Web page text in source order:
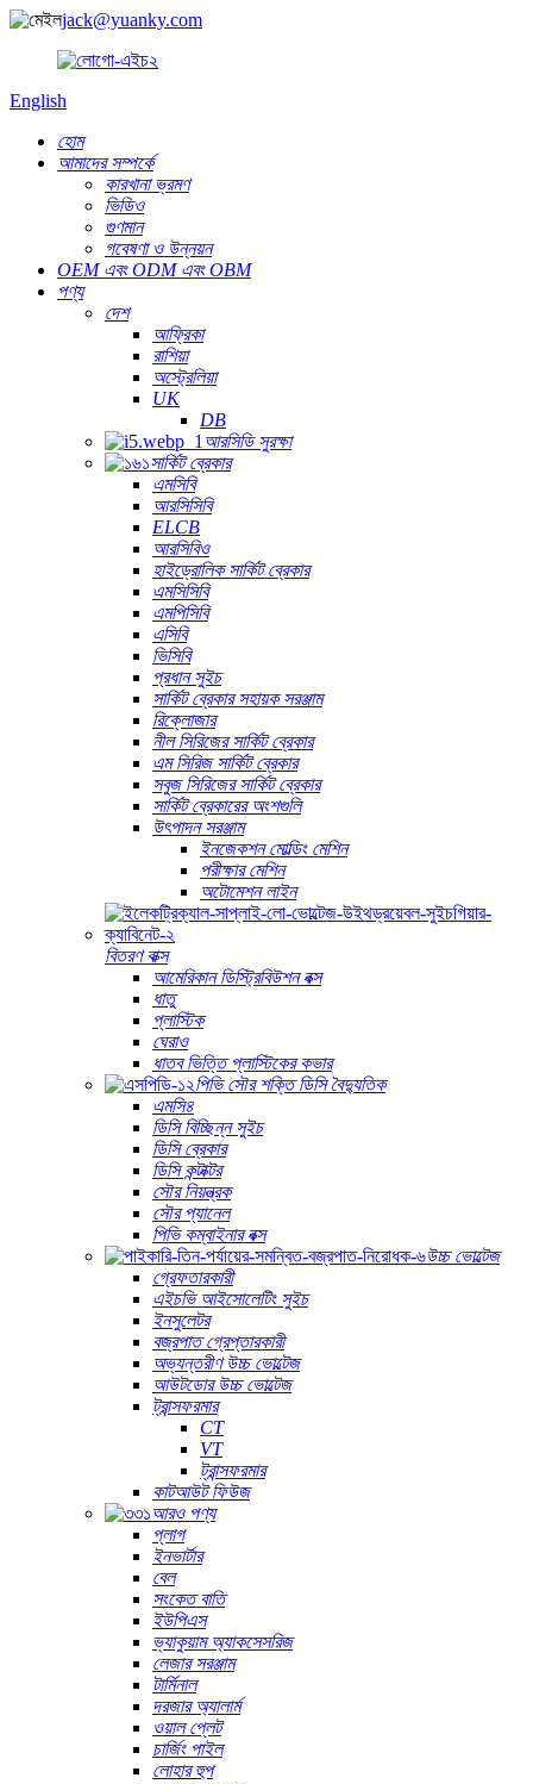
jack@yuanky.com
English
হোম
আমাদের সম্পর্কে
কারখানা ভ্রমণ
ভিডিও
গুণমান
গবেষণা ও উন্নয়ন
OEM এবং ODM এবং OBM
পণ্য
দেশ
আফ্রিকা
রাশিয়া
অস্ট্রেলিয়া
UK
DB
আরসিডি সুরক্ষা
সার্কিট ব্রেকার
এমসিবি
আরসিসিবি
ELCB
আরসিবিও
হাইড্রোলিক সার্কিট ব্রেকার
এমসিসিবি
এমপিসিবি
এসিবি
ভিসিবি
প্রধান সুইচ
সার্কিট ব্রেকার সহায়ক সরঞ্জাম
রিক্লোজার
নীল সিরিজের সার্কিট ব্রেকার
এম সিরিজ সার্কিট ব্রেকার
সবুজ সিরিজের সার্কিট ব্রেকার
সার্কিট ব্রেকারের অংশগুলি
উৎপাদন সরঞ্জাম
ইনজেকশন মোল্ডিং মেশিন
পরীক্ষার মেশিন
অটোমেশন লাইন
বিতরণ বাক্স
আমেরিকান ডিস্ট্রিবিউশন বক্স
ধাতু
প্লাস্টিক
ঘেরাও
ধাতব ভিত্তি প্লাস্টিকের কভার
পিভি সৌর শক্তি ডিসি বৈদ্যুতিক
এমসি৪
ডিসি বিচ্ছিন্ন সুইচ
ডিসি ব্রেকার
ডিসি কন্টাক্টর
সৌর নিয়ন্ত্রক
সৌর প্যানেল
পিভি কম্বাইনার বক্স
উচ্চ ভোল্টেজ
গ্রেফতারকারী
এইচভি আইসোলেটিং সুইচ
ইনসুলেটর
বজ্রপাত গ্রেপ্তারকারী
অভ্যন্তরীণ উচ্চ ভোল্টেজ
আউটডোর উচ্চ ভোল্টেজ
ট্রান্সফরমার
CT
VT
ট্রান্সফরমার
কাটআউট ফিউজ
আরও পণ্য
প্লাগ
ইনভার্টার
বেল
সংকেত বাতি
ইউপিএস
ভ্যাকুয়াম অ্যাকসেসরিজ
লেজার সরঞ্জাম
টার্মিনাল
দরজার অ্যালার্ম
ওয়াল প্লেট
চার্জিং পাইল
লোহার হুপ